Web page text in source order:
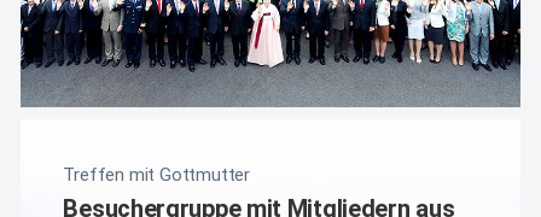
Treffen mit Gottmutter
Besuchergruppe mit Mitgliedern aus